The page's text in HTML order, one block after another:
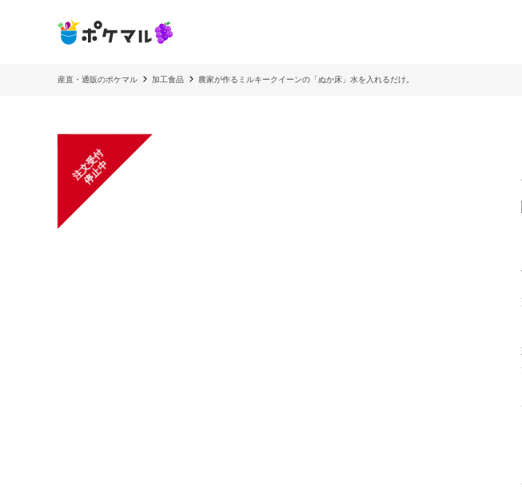
産直・通販のポケマル 加工食品 農家が作るミルキークイーンの「ぬか床」水を入れるだけ。
注
文
受
付
停
止
中